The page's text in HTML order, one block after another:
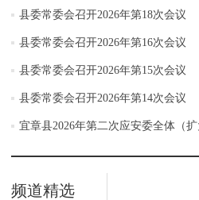
县委常委会召开2026年第18次会议
县委常委会召开2026年第16次会议
县委常委会召开2026年第15次会议
县委常委会召开2026年第14次会议
宜章县2026年第二次应安委全体（
频道精选